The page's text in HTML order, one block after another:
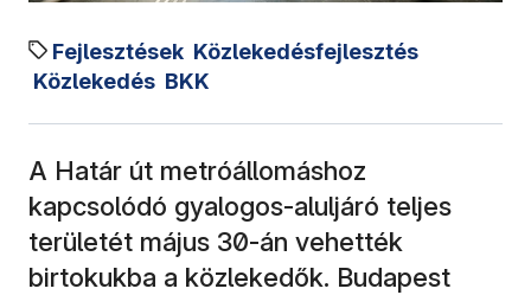
Fejlesztések Közlekedésfejlesztés
Közlekedés BKK
A Határ út metróállomáshoz
kapcsolódó gyalogos-aluljáró teljes
területét május 30-án vehették
birtokukba a közlekedők. Budapest